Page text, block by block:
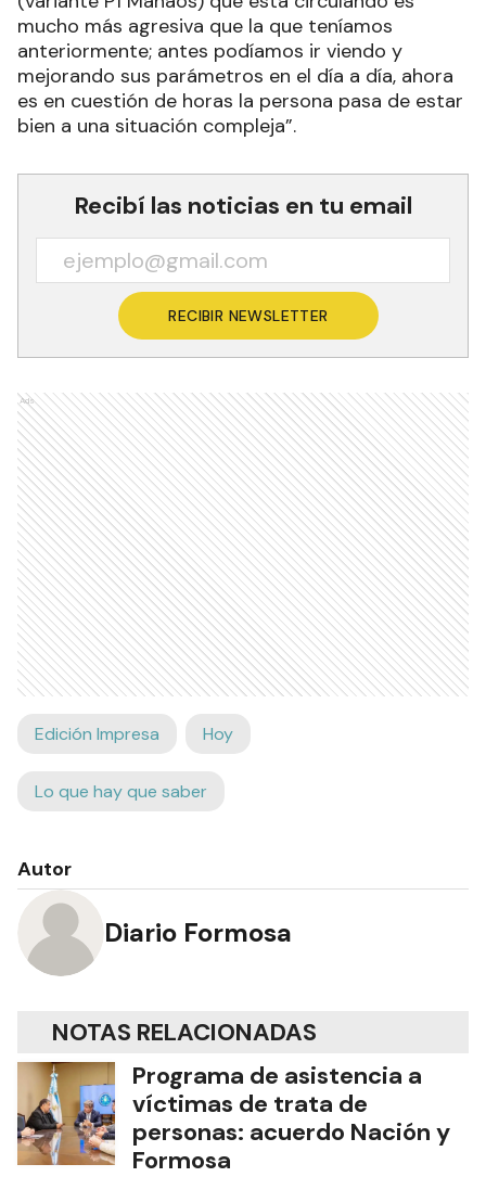
mucho más agresiva que la que teníamos
anteriormente; antes podíamos ir viendo y
mejorando sus parámetros en el día a día, ahora
es en cuestión de horas la persona pasa de estar
bien a una situación compleja”.
Recibí las noticias en tu email
RECIBIR NEWSLETTER
Ads
Edición Impresa Hoy
Lo que hay que saber
Autor
Diario Formosa
NOTAS RELACIONADAS
Programa de asistencia a
víctimas de trata de
personas: acuerdo Nación y
Formosa